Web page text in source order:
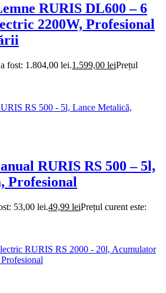
RURIS DL600 – 6
2200W, Profesional
fost: 1.804,00 lei.1.599,00 leiPrețul
RURIS RS 500 – 5l,
Profesional
53,00 lei.49,99 leiPrețul curent este: